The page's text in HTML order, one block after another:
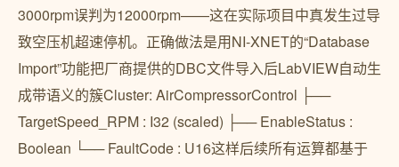
3000rpm误判为12000rpm——这在实际项目中真发生过导
致空压机超速停机。正确做法是用NI-XNET的“Database
Import”功能把厂商提供的DBC文件导入后LabVIEW自动生
成带语义的簇Cluster: AirCompressorControl ├──
TargetSpeed_RPM : I32 (scaled) ├── EnableStatus :
Boolean └── FaultCode : U16这样后续所有运算都基于